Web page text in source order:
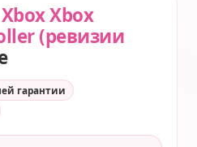
Xbox Xbox
(ревизии
гарантии